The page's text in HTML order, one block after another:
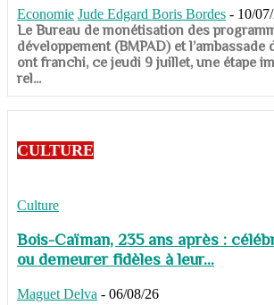
Economie Jude Edgard Boris Bordes - 10/
​​​​​​​Le Bureau de monétisation des
développement (BMPAD) et l’ambassade
ont franchi, ce jeudi 9 juillet, une étape
rel...
CULTURE
Culture
Bois-Caïman, 235 ans après :
ou demeurer fidèles à leur...
Maguet Delva - 06/08/26